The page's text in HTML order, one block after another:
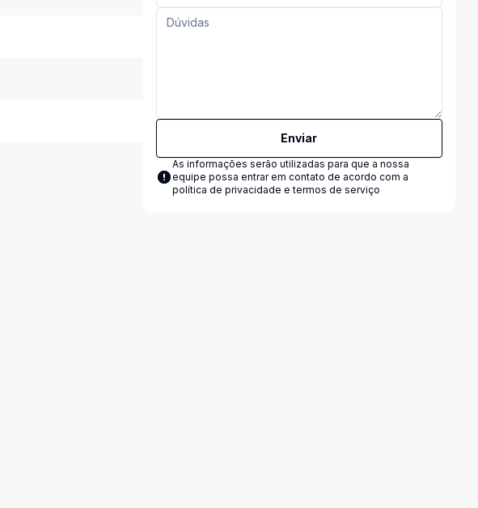
Enviar
As informações serão utilizadas para que a nossa
equipe possa entrar em contato de acordo com a
política de privacidade e termos de serviço